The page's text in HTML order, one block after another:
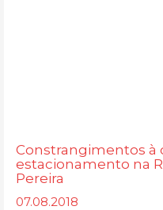
Constrangimentos à
estacionamento na
Pereira
07.08.2018